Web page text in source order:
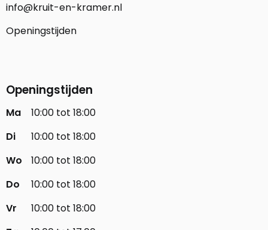
info@kruit-en-kramer.nl
Openingstijden
Openingstijden
Ma
10:00 tot 18:00
Di
10:00 tot 18:00
Wo
10:00 tot 18:00
Do
10:00 tot 18:00
Vr
10:00 tot 18:00